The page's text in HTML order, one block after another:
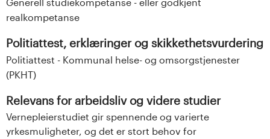
realkompetanse
Politiattest, erklæringer og skikkethetsvurdering
Politiattest - Kommunal helse- og omsorgstjenester
(PKHT)
Relevans for arbeidsliv og videre studier
Vernepleierstudiet gir spennende og varierte
yrkesmuligheter, og det er stort behov for